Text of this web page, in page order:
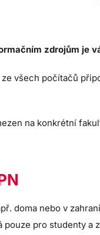
zdrojům je
všech počítačů
na konkrétní
doma nebo v
pouze pro studenty